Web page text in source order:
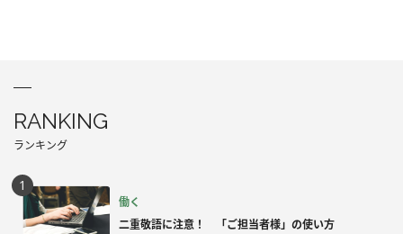
RANKING
ランキング
働く
二重敬語に注意！ 「ご担当者様」の使い方